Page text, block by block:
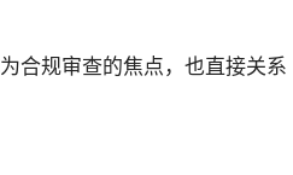
合规审查的焦点，也直接关系